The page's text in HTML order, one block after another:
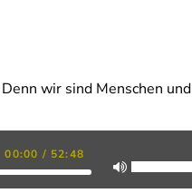
wir sind Menschen und
00:00 / 52:48